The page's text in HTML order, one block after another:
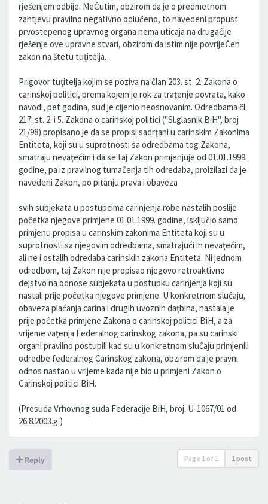
rješenjem odbije. MeĊutim, obzirom da je o predmetnom
zahtjevu pravilno negativno odluĉeno, to navedeni propust
prvostepenog upravnog organa nema uticaja na drugaĉije
rješenje ove upravne stvari, obzirom da istim nije povrijeĊen
zakon na štetu tuţitelja.
Prigovor tuţitelja kojim se poziva na ĉlan 203. st. 2. Zakona o
carinskoj politici, prema kojem je rok za traţenje povrata, kako
navodi, pet godina, sud je cijenio neosnovanim. Odredbama ĉl.
217. st. 2. i 5. Zakona o carinskoj politici ("Sl.glasnik BiH", broj
21/98) propisano je da se propisi sadrţani u carinskim Zakonima
Entiteta, koji su u suprotnosti sa odredbama tog Zakona,
smatraju nevaţećim i da se taj Zakon primjenjuje od 01.01.1999.
godine, pa iz pravilnog tumaĉenja tih odredaba, proizilazi da je
navedeni Zakon, po pitanju prava i obaveza
svih subjekata u postupcima carinjenja robe nastalih poslije
poĉetka njegove primjene 01.01.1999. godine, iskljuĉio samo
primjenu propisa u carinskim zakonima Entiteta koji su u
suprotnosti sa njegovim odredbama, smatrajući ih nevaţećim,
ali ne i ostalih odredaba carinskih zakona Entiteta. Ni jednom
odredbom, taj Zakon nije propisao njegovo retroaktivno
dejstvo na odnose subjekata u postupku carinjenja koji su
nastali prije poĉetka njegove primjene. U konkretnom sluĉaju,
obaveza plaćanja carina i drugih uvoznih daţbina, nastala je
prije poĉetka primjene Zakona o carinskoj politici BiH, a za
vrijeme vaţenja Federalnog carinskog zakona, pa su carinski
organi pravilno postupili kad su u konkretnom sluĉaju primjenili
odredbe federalnog Carinskog zakona, obzirom da je pravni
odnos nastao u vrijeme kada nije bio u primjeni Zakon o
Carinskoj politici BiH.
(Presuda Vrhovnog suda Federacije BiH, broj: U-1067/01 od
26.8.2003.g.)
Reply Page 1 of 1 1 post